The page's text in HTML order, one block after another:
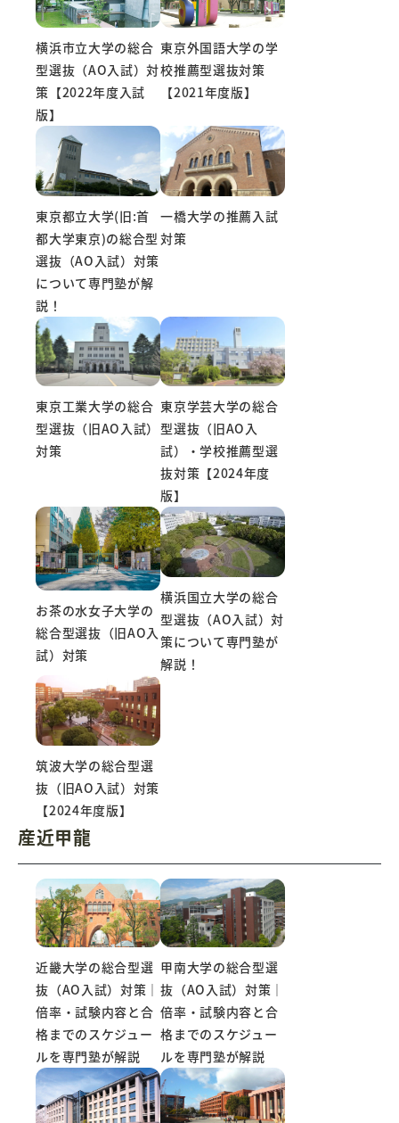
横浜市立大学の総合
型選抜（AO入試）対
策【2022年度入試
版】
東京外国語大学の学
校推薦型選抜対策
【2021年度版】
東京都立大学(旧:首
都大学東京)の総合型
選抜（AO入試）対策
について専門塾が解
説！
一橋大学の推薦入試
対策
東京工業大学の総合
型選抜（旧AO入試）
対策
東京学芸大学の総合
型選抜（旧AO入
試）・学校推薦型選
抜対策【2024年度
版】
お茶の水女子大学の
総合型選抜（旧AO入
試）対策
横浜国立大学の総合
型選抜（AO入試）対
策について専門塾が
解説！
筑波大学の総合型選
抜（旧AO入試）対策
【2024年度版】
産近甲龍
近畿大学の総合型選
抜（AO入試）対策｜
倍率・試験内容と合
格までのスケジュー
ルを専門塾が解説
甲南大学の総合型選
抜（AO入試）対策｜
倍率・試験内容と合
格までのスケジュー
ルを専門塾が解説